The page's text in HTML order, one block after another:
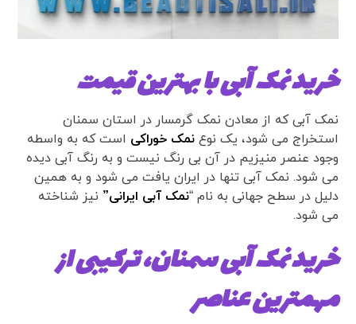
خرید نمک آبی با بهترین قیمت
نمک آبی که از معادن نمک گرمسار در استان سمنان
استخراج می شود، یک نوعنمک خوراکی است که به واسطه
وجود عنصر منیزیم در آن بی رنگ نیست و به رنگ آبی دیده
می شود. نمک آبی تنها در ایران یافت می شود و به همین
دلیل در سطح جهانی به نام “نمک آبی ایرانی” نیز شناخته
می شود.
خرید نمک آبی سمنان، ترکیبی از
مهمترین عناصر